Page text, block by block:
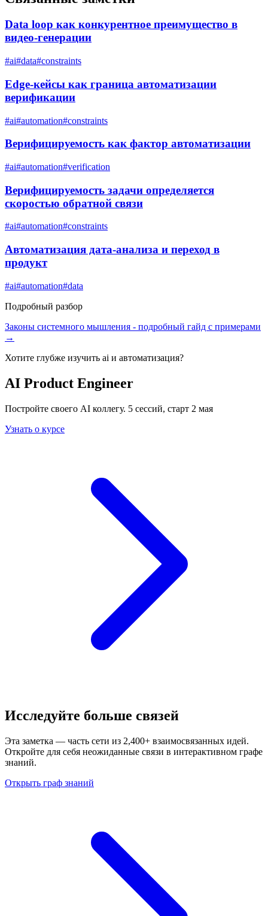
Data loop как конкурентное преимущество в
видео-генерации
#ai#data#constraints
Edge-кейсы как граница автоматизации
верификации
#ai#automation#constraints
Верифицируемость как фактор автоматизации
#ai#automation#verification
Верифицируемость задачи определяется
скоростью обратной связи
#ai#automation#constraints
Автоматизация дата-анализа и переход в
продукт
#ai#automation#data
Подробный разбор
Законы системного мышления - подробный гайд с примерами
→
Хотите глубже изучить ai и автоматизация?
AI Product Engineer
Постройте своего AI коллегу. 5 сессий, старт 2 мая
Узнать о курсе
Исследуйте больше связей
Эта заметка — часть сети из 2,400+ взаимосвязанных идей.
Откройте для себя неожиданные связи в интерактивном графе
знаний.
Открыть граф знаний